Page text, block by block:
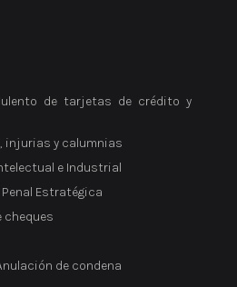
de tarjetas de crédito y
injurias y calumnias
e Industrial
Estratégica
cheques
de condena